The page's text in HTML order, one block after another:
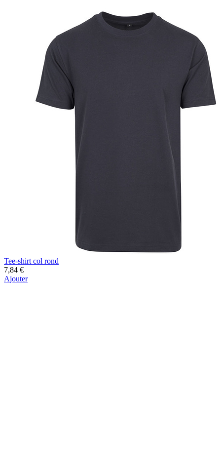
Tee-shirt col rond
7,84 €
Ajouter